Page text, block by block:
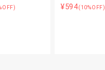
¥594(10%OFF)